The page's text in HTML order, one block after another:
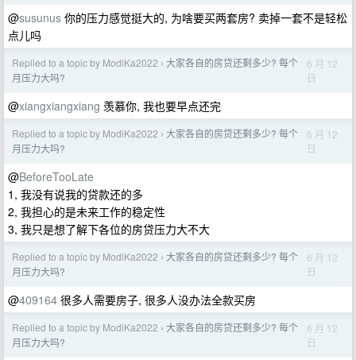
@susunus 你的压力感觉挺大的, 为啥要买两套房? 卖掉一套不是轻松
点儿吗
Replied to a topic by ModiKa2022 › 大家各自的房贷还剩多少? 每个
月压力大吗?
6 月 12
日
@xiangxiangxiang 羡慕你, 我也要早点还完
Replied to a topic by ModiKa2022 › 大家各自的房贷还剩多少? 每个
月压力大吗?
6 月 12
日
@BeforeTooLate
1, 我没有说我的贷款还的多
2, 我担心的是未来工作的稳定性
3, 我只是想了解下各位的房贷压力大不大
Replied to a topic by ModiKa2022 › 大家各自的房贷还剩多少? 每个
月压力大吗?
6 月 12
日
@409164 很多人需要房子, 很多人没办法全款买房
Replied to a topic by ModiKa2022 › 大家各自的房贷还剩多少? 每个
月压力大吗?
6 月 12
日